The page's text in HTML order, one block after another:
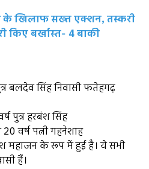
के खिलाफ सख्त एक्शन, तस्करी
किए बर्खास्त- 4 बाकी
बलदेव सिंह निवासी फतेहगढ़
पुत्र हरबंश सिंह
वर्ष पत्नी गहनेशाह
महाजन के रूप में हुई है। ये सभी
हैं।